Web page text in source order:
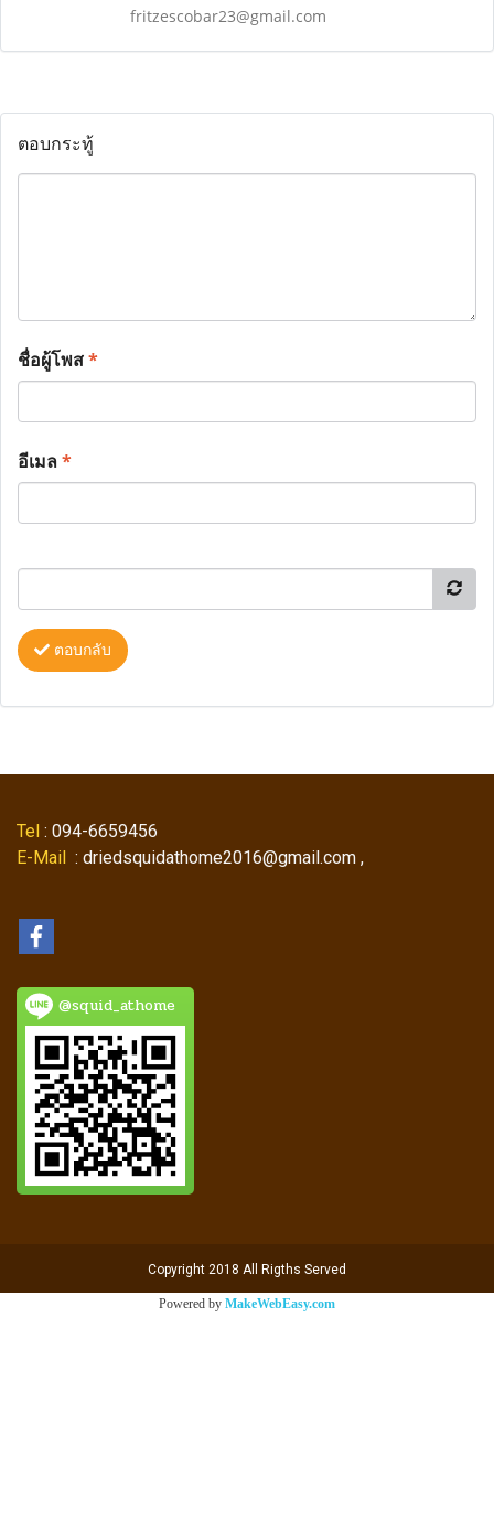
fritzescobar23@gmail.com
ตอบกระทู้
ชื่อผู้โพส*
อีเมล*
ตอบกลับ
Tel : 094-6659456
E-Mail : driedsquidathome2016@gmail.com ,
@squid_athome
Copyright 2018 All Rigths Served
Powered by MakeWebEasy.com